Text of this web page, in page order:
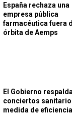
España rechaza una
empresa pública
farmacéutica fuera
órbita de Aemps
El Gobierno
conciertos
medida de eficiencia